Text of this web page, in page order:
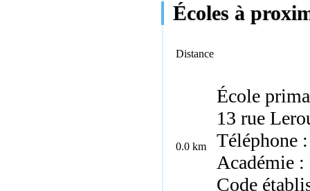
Écoles à
Distance
0.0 km
École
13 rue
Téléphone
Académie :
Code